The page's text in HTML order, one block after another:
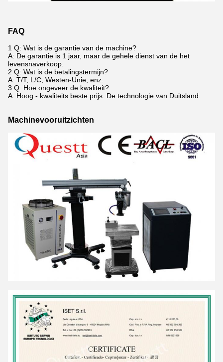
FAQ
1 Q: Wat is de garantie van de machine?
A: De garantie is 1 jaar, maar de gehele dienst van de het
levensnaverkoop.
2 Q: Wat is de betalingstermijn?
A: T/T, L/C, Westen-Unie, enz.
3 Q: Hoe ongeveer de kwaliteit?
A: Hoog - kwaliteits beste prijs. De technologie van Duitsland.
Machinevooruitzichten